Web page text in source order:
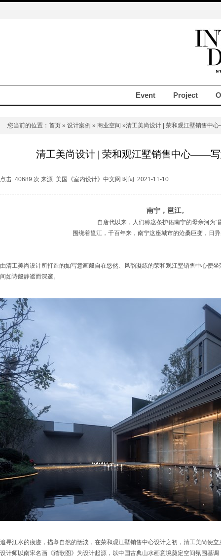
Event Project
您当前的位置： 首页 » 设计案例 » 商业空间 »清工美尚设计 | 荣和观江墅销售中
清工美尚设计 | 荣和观江墅销售中心——
点击: 40689 次 来源: 美国《室内设计》中文网 时间: 2021-11-10
南宁，邕江。
自唐代以来，人们称这条护佑南宁的母亲河为“
围绕着邕江，千百年来，南宁这座城市的沧桑巨变，日
由清工美尚设计所打造的如写意画般自在悠然、风韵凝练的荣和观江墅销售中心便
间如诗般静谧而深邃。
追寻江水的痕迹，描摹自然的恬淡，在荣和观江墅销售中心设计之初，清工美尚便
设计师以南宋名画《踏歌图》为设计起源，以中国古典山水画意境奠定空间氛围基